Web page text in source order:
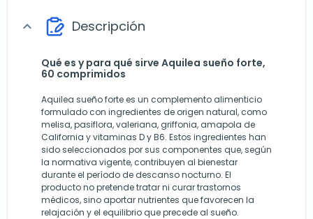
expand_more Descripción
Qué es y para qué sirve Aquilea sueño forte,
60 comprimidos
Aquilea sueño forte es un complemento alimenticio
formulado con ingredientes de origen natural, como
melisa, pasiflora, valeriana, griffonia, amapola de
California y vitaminas D y B6. Estos ingredientes han
sido seleccionados por sus componentes que, según
la normativa vigente, contribuyen al bienestar
durante el período de descanso nocturno. El
producto no pretende tratar ni curar trastornos
médicos, sino aportar nutrientes que favorecen la
relajación y el equilibrio que precede al sueño.